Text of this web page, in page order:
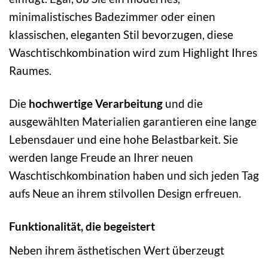
minimalistisches Badezimmer oder einen
klassischen, eleganten Stil bevorzugen, diese
Waschtischkombination wird zum Highlight Ihres
Raumes.
Die hochwertige Verarbeitung und die
ausgewählten Materialien garantieren eine lange
Lebensdauer und eine hohe Belastbarkeit. Sie
werden lange Freude an Ihrer neuen
Waschtischkombination haben und sich jeden Tag
aufs Neue an ihrem stilvollen Design erfreuen.
Funktionalität, die begeistert
Neben ihrem ästhetischen Wert überzeugt